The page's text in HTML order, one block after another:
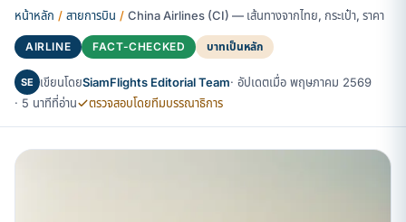
หน้าหลัก / สายการบิน / China Airlines (CI) — เส้นทางจากไทย, กระเป๋า, ราคา
AIRLINE FACT-CHECKED บาทเป็นหลัก
SE เขียนโดยSiamFlights Editorial Team· อัปเดตเมื่อ พฤษภาคม 2569
· 5 นาทีที่อ่าน
ตรวจสอบโดยทีมบรรณาธิการ